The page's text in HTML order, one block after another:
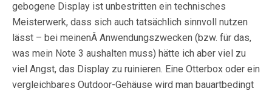
gebogene Display ist unbestritten ein technisches
Meisterwerk, dass sich auch tatsächlich sinnvoll nutzen
lässt – bei meinenÂ Anwendungszwecken (bzw. für das,
was mein Note 3 aushalten muss) hätte ich aber viel zu
viel Angst, das Display zu ruinieren. Eine Otterbox oder ein
vergleichbares Outdoor-Gehäuse wird man bauartbedingt